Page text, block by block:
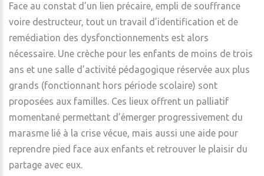
Face au constat d’un lien précaire, empli de souffrance
voire destructeur, tout un travail d’identification et de
remédiation des dysfonctionnements est alors
nécessaire. Une crèche pour les enfants de moins de trois
ans et une salle d’activité pédagogique réservée aux plus
grands (fonctionnant hors période scolaire) sont
proposées aux familles. Ces lieux offrent un palliatif
momentané permettant d’émerger progressivement du
marasme lié à la crise vécue, mais aussi une aide pour
reprendre pied face aux enfants et retrouver le plaisir du
partage avec eux.